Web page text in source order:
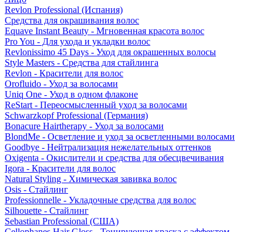
Revlon Professional (Испания)
Средства для окрашивания волос
Equave Instant Beauty - Мгновенная красота волос
Pro You - Для ухода и укладки волос
Revlonissimo 45 Days - Уход для окрашенных волосы
Style Masters - Средства для стайлинга
Revlon - Красители для волос
Orofluido - Уход за волосами
Uniq One - Уход в одном флаконе
ReStart - Переосмысленный уход за волосами
Schwarzkopf Professional (Германия)
Bonacure Hairtherapy - Уход за волосами
BlondMe - Осветление и уход за осветленными волосами
Goodbye - Нейтрализация нежелательных оттенков
Oxigenta - Окислители и средства для обесцвечивания
Igora - Красители для волос
Natural Styling - Химическая завивка волос
Osis - Стайлинг
Professionnelle - Укладочные средства для волос
Silhouette - Стайлинг
Sebastian Professional (США)